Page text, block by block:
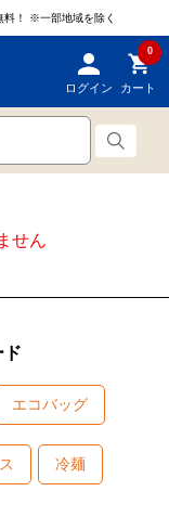
！ ※一部地域を除く
ログイン
0
カート
せん
ド
エコバッグ
冷麺